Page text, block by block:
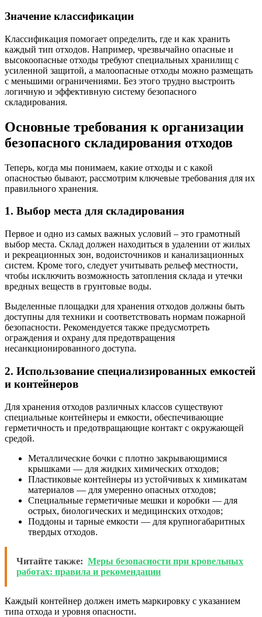
Значение классификации
Классификация помогает определить, где и как хранить
каждый тип отходов. Например, чрезвычайно опасные и
высокоопасные отходы требуют специальных хранилищ с
усиленной защитой, а малоопасные отходы можно размещать
с меньшими ограничениями. Без этого трудно выстроить
логичную и эффективную систему безопасного
складирования.
Основные требования к организации
безопасного складирования отходов
Теперь, когда мы понимаем, какие отходы и с какой
опасностью бывают, рассмотрим ключевые требования для их
правильного хранения.
1. Выбор места для складирования
Первое и одно из самых важных условий – это грамотный
выбор места. Склад должен находиться в удалении от жилых
и рекреационных зон, водоисточников и канализационных
систем. Кроме того, следует учитывать рельеф местности,
чтобы исключить возможность затопления склада и утечки
вредных веществ в грунтовые воды.
Выделенные площадки для хранения отходов должны быть
доступны для техники и соответствовать нормам пожарной
безопасности. Рекомендуется также предусмотреть
ограждения и охрану для предотвращения
несанкционированного доступа.
2. Использование специализированных емкостей
и контейнеров
Для хранения отходов различных классов существуют
специальные контейнеры и емкости, обеспечивающие
герметичность и предотвращающие контакт с окружающей
средой.
Металлические бочки с плотно закрывающимися
крышками — для жидких химических отходов;
Пластиковые контейнеры из устойчивых к химикатам
материалов — для умеренно опасных отходов;
Специальные герметичные мешки и коробки — для
острых, биологических и медицинских отходов;
Поддоны и тарные емкости — для крупногабаритных
твердых отходов.
Читайте также: Меры безопасности при кровельных
работах: правила и рекомендации
Каждый контейнер должен иметь маркировку с указанием
типа отхода и уровня опасности.